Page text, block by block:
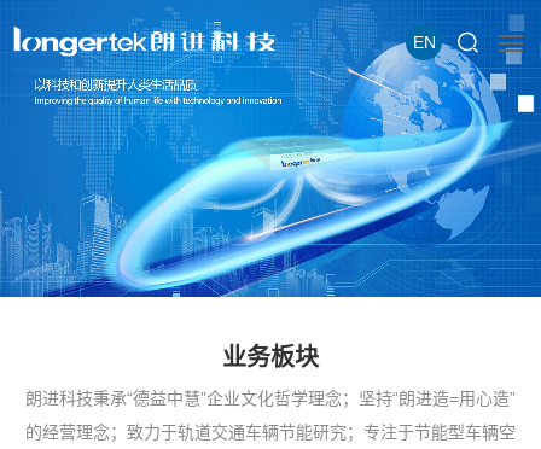
EN
业务板块
朗进科技秉承“德益中慧”企业文化哲学理念；坚持“朗进造=用心造”
的经营理念；致力于轨道交通车辆节能研究；专注于节能型车辆空